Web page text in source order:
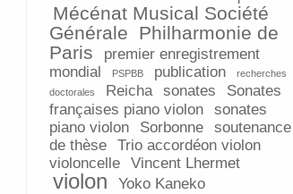
Mécénat Musical Société
Générale
Philharmonie de
Paris
premier enregistrement
mondial
PSPBB publication
recherches
doctorales
Reicha sonates
Sonates
françaises piano violon
sonates
piano violon
Sorbonne
soutenance
de thèse
Trio accordéon violon
violoncelle
Vincent Lhermet
violon Yoko Kaneko